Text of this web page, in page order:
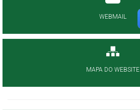
WEBMAIL
MAPA DO WEBSITE